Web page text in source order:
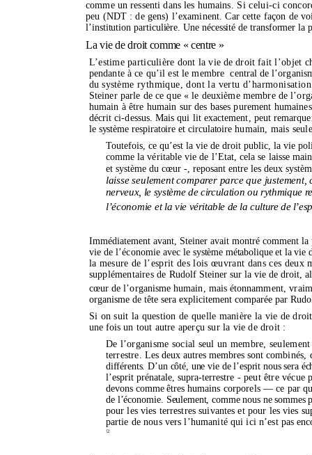
comme un ressenti dans les humains. Si celui-ci
peu (NDT : de gens) l’examinent. Car cette façon de
l’institution particulière. Une nécessité de transformer la
La vie de droit comme « centre »
L’estime particulière dont la vie de droitfait l’objet
pendante à ce qu’il est le membre central de
du système rythmique, dont la vertu
Steiner parle de ce que « le deuxième membre de
humain à être humain sur des bases purement
décrit ci-dessus. Mais qui lit exactement, peut
le système respiratoire et circulatoirehumain, mais
Toutefois, ce qu’est la vie de droit public, la vie po
comme la véritable vie de l’Etat, cela se laisse
et système du cœur -, reposant entre les deux sys
laisse seulement comparer parce que
nerveux, le système de circulation ou rythmique
l’économie et lavie véritable de la culture de
Immédiatement avant, Steiner avait montré comment la
vie de l’économie avecle système métabolique et la vie
la mesure de l’esprit des lois œuvrant dans ces deux
supplémentaires de Rudolf Steiner sur la vie de droit,
cœur de l’organisme humain, mais étonnamment,
organisme de tête sera explicitement comparée par
Si on suit la question de quelle manière la vie de
une foisun tout autre aperçu sur la vie de droit :
De l’organisme social seul un membre,
terrestre Les deux autres membres sont combinés,
différents.D’un côté , une vie de l’esprit nous sera
l’espritprénatale, supra-terrestre - peut être vécue
devons comme êtres humains corporels — ce par
de l’économie. Seulement, comme nous ne sommes
pour les vies terrestres suivantes et pour les vies
partie de nous versl’humanitéqui icin’estpas
!2